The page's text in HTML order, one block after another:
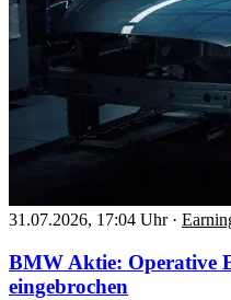
31.07.2026, 17:04 Uhr ·
BMW Aktie: Operative
eingebrochen